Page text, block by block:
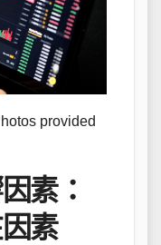
provided
素：
素